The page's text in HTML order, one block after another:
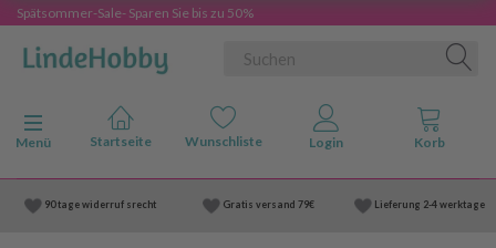
Spätsommer-Sale- Sparen Sie bis zu 50%
Anzeige ändern
Menü
90 tage widerruf srecht Gratis versand 79€ Lieferung 2-4 werktage